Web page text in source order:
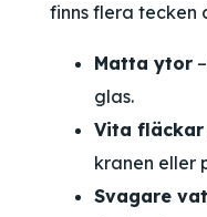
finns flera tecken
Matta ytor
glas.
Vita
kranen eller
Svagare